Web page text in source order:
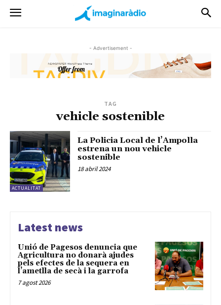
- Advertisement -
TAG
vehicle sostenible
ACTUALITAT
La Policia Local de l’Ampolla
estrena un nou vehicle
sostenible
18 abril 2024
Latest news
Unió de Pagesos denuncia que
Agricultura no donarà ajudes
pels efectes de la sequera en
l’ametlla de secà i la garrofa
7 agost 2026